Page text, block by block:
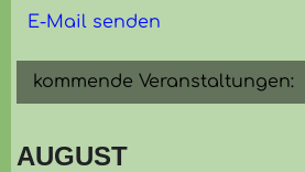
E-Mail senden
kommende Veranstaltungen:
AUGUST